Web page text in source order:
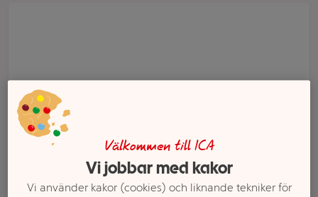
Välkommen till ICA
Vi jobbar med kakor
Vi använder kakor (cookies) och liknande tekniker för